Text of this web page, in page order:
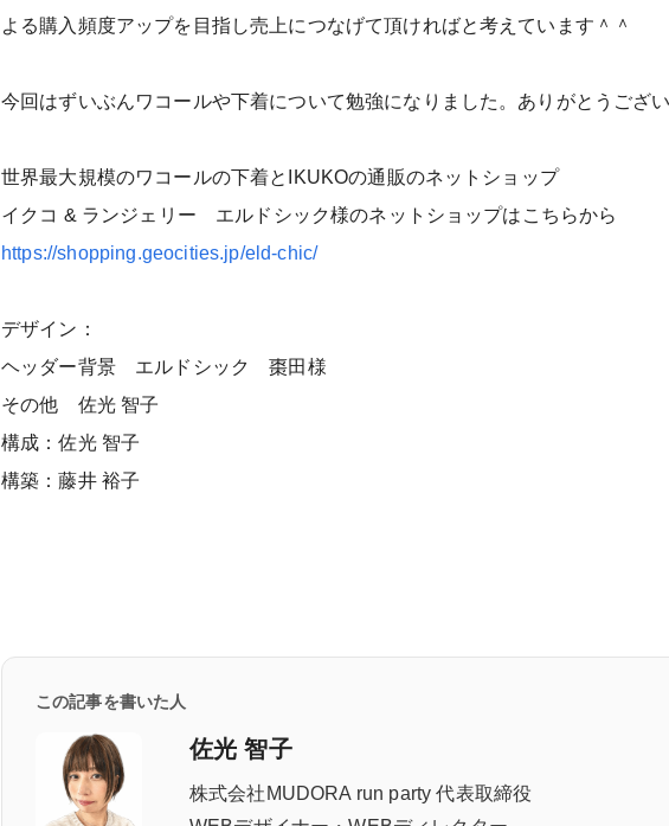
よる購入頻度アップを目指し売上につなげて頂ければと考えています＾＾
今回はずいぶんワコールや下着について勉強になりました。ありがとうござ
世界最大規模のワコールの下着とIKUKOの通販のネットショップ
イクコ & ランジェリー エルドシック様のネットショップはこちらから
https://shopping.geocities.jp/eld-chic/
デザイン：
ヘッダー背景 エルドシック 棗田様
その他 佐光 智子
構成：佐光 智子
構築：藤井 裕子
この記事を書いた人
佐光 智子
株式会社MUDORA run party 代表取締役